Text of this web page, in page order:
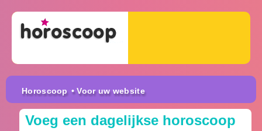
Horoscoop • Voor uw website
Voeg een dagelijkse horoscoop